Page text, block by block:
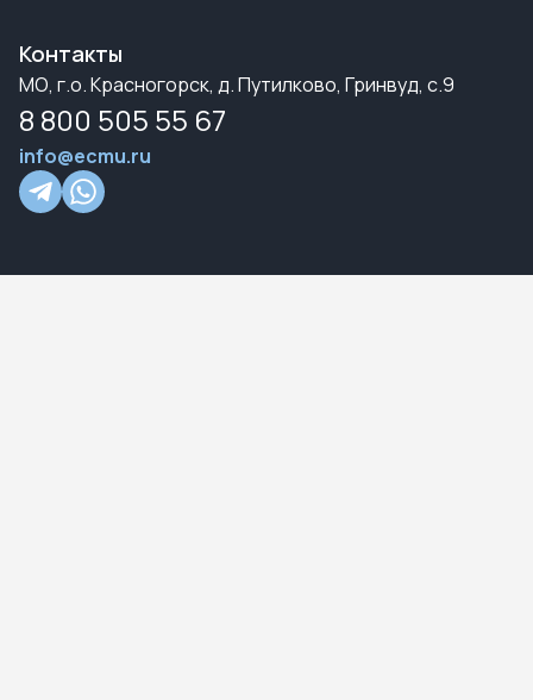
Контакты
МО, г.о. Красногорск, д. Путилково, Гринвуд, с.9
8 800 505 55 67
info@ecmu.ru